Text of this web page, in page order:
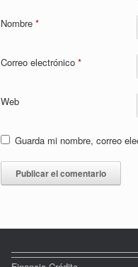
Nombre *
Correo electrónico *
Web
Guarda mi nombre, correo